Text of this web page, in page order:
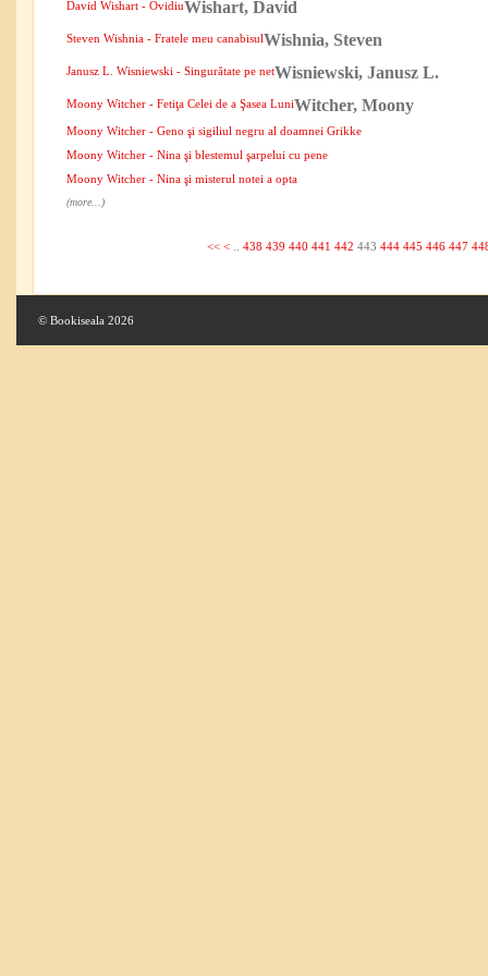
Wishart, David
David Wishart - Ovidiu
Wishnia, Steven
Steven Wishnia - Fratele meu canabisul
Wisniewski, Janusz L.
Janusz L. Wisniewski - Singurătate pe net
Witcher, Moony
Moony Witcher - Fetiţa Celei de a Şasea Luni
Moony Witcher - Geno şi sigiliul negru al doamnei Grikke
Moony Witcher - Nina şi blestemul şarpelui cu pene
Moony Witcher - Nina şi misterul notei a opta
(more...)
<< <.. 438 439 440 441 442 443 444 445 446 447
© Bookiseala 2026